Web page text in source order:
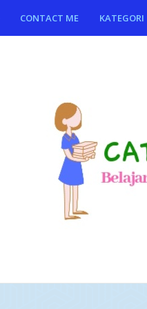
CONTACT ME KATEGORI